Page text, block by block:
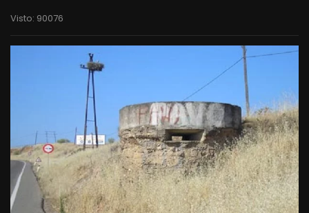
Visto: 90076